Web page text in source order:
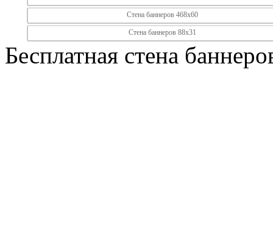
Стена баннеров 468х60
Стена баннеров 88х31
Бесплатная стена